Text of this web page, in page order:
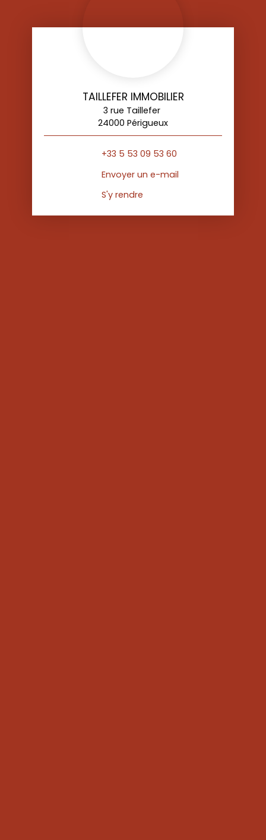
TAILLEFER IMMOBILIER
3 rue Taillefer
24000 Périgueux
+33 5 53 09 53 60
Envoyer un e-mail
S'y rendre